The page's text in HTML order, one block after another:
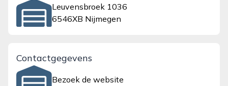
Leuvensbroek 1036
6546XB Nijmegen
Contactgegevens
Bezoek de website